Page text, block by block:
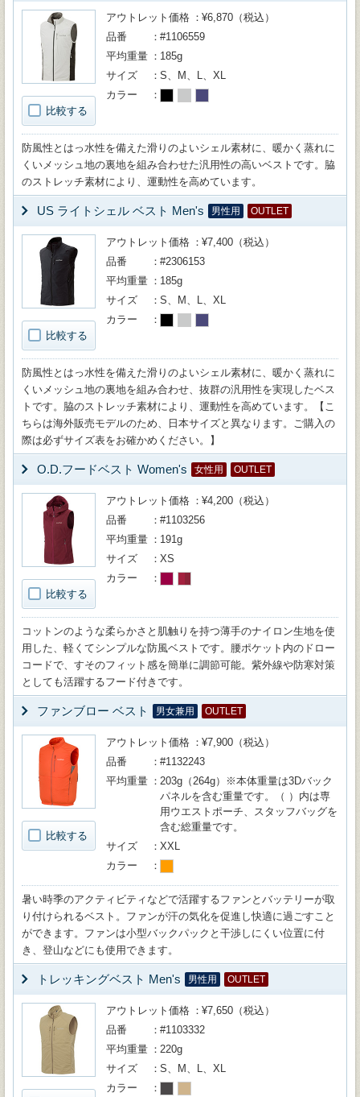
比較する
アウトレット価格
¥6,870（税込）
品番
#1106559
平均重量
185g
サイズ
S、M、L、XL
カラー
防風性とはっ水性を備えた滑りのよいシェル素材に、暖かく蒸れに
くいメッシュ地の裏地を組み合わせた汎用性の高いベストです。脇
のストレッチ素材により、運動性を高めています。
US ライトシェル ベスト Men's 男性用 OUTLET
比較する
アウトレット価格
¥7,400（税込）
品番
#2306153
平均重量
185g
サイズ
S、M、L、XL
カラー
防風性とはっ水性を備えた滑りのよいシェル素材に、暖かく蒸れに
くいメッシュ地の裏地を組み合わせ、抜群の汎用性を実現したベス
トです。脇のストレッチ素材により、運動性を高めています。【こ
ちらは海外販売モデルのため、日本サイズと異なります。ご購入の
際は必ずサイズ表をお確かめください。】
O.D.フードベスト Women's 女性用 OUTLET
比較する
アウトレット価格
¥4,200（税込）
品番
#1103256
平均重量
191g
サイズ
XS
カラー
コットンのような柔らかさと肌触りを持つ薄手のナイロン生地を使
用した、軽くてシンプルな防風ベストです。腰ポケット内のドロー
コードで、すそのフィット感を簡単に調節可能。紫外線や防寒対策
としても活躍するフード付きです。
ファンブロー ベスト 男女兼用 OUTLET
比較する
アウトレット価格
¥7,900（税込）
品番
#1132243
平均重量
203g（264g）※本体重量は3Dバック
パネルを含む重量です。（ ）内は専
用ウエストポーチ、スタッフバッグを
含む総重量です。
サイズ
XXL
カラー
暑い時季のアクティビティなどで活躍するファンとバッテリーが取
り付けられるベスト。ファンが汗の気化を促進し快適に過ごすこと
ができます。ファンは小型バックパックと干渉しにくい位置に付
き、登山などにも使用できます。
トレッキングベスト Men's 男性用 OUTLET
アウトレット価格
¥7,650（税込）
品番
#1103332
平均重量
220g
サイズ
S、M、L、XL
カラー